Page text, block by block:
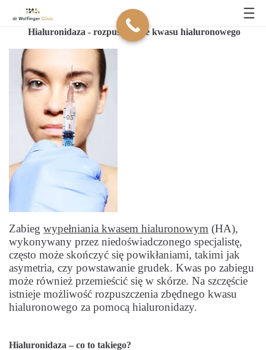
Hialuronidaza - rozpuszczanie kwasu hialuronowego
Zabieg wypełniania kwasem hialuronowym (HA),
wykonywany przez niedoświadczonego specjalistę,
często może skończyć się powikłaniami, takimi jak
asymetria, czy powstawanie grudek. Kwas po zabiegu
może również przemieścić się w skórze. Na szczęście
istnieje możliwość rozpuszczenia zbędnego kwasu
hialuronowego za pomocą hialuronidazy.
Hialuronidaza – co to takiego?